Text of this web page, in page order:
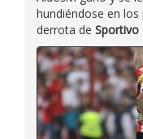
hundiéndose en
derrota de Sportivo